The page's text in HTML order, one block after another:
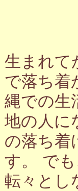
生まれて
で落ち着
縄での生
地の人に
の落ち着
す。 で
転々とし